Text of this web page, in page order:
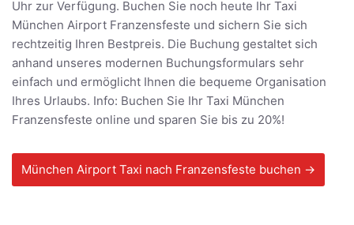
Uhr zur Verfügung. Buchen Sie noch heute Ihr Taxi
München Airport Franzensfeste und sichern Sie sich
rechtzeitig Ihren Bestpreis. Die Buchung gestaltet sich
anhand unseres modernen Buchungsformulars sehr
einfach und ermöglicht Ihnen die bequeme Organisation
Ihres Urlaubs. Info: Buchen Sie Ihr Taxi München
Franzensfeste online und sparen Sie bis zu 20%!
München Airport Taxi nach Franzensfeste buchen →